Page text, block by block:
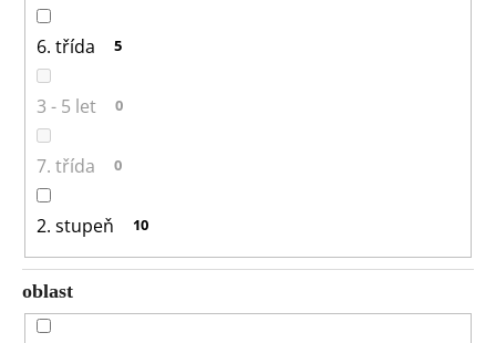
6. třída 5
3 - 5 let 0
7. třída 0
2. stupeň 10
oblast